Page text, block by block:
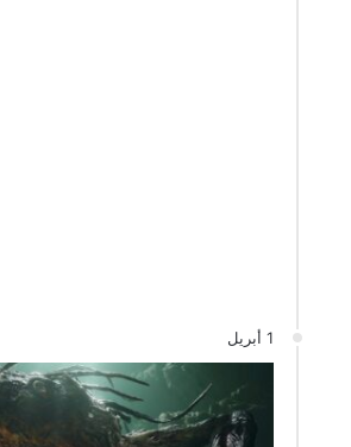
1 أبريل